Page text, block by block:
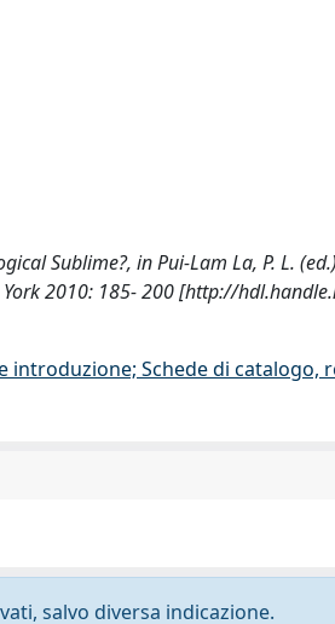
Sublime?, in Pui-Lam La, P. L.
2010: 185- 200 [http://
introduzione; Schede di catalogo,
salvo diversa indicazione.